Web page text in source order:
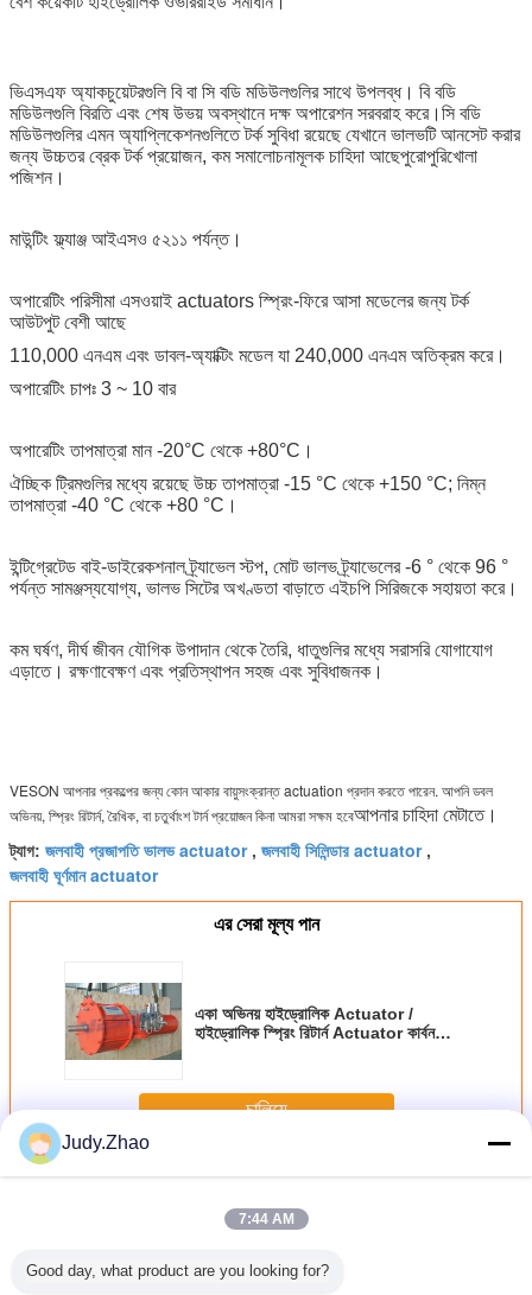
ভিএসএফ অ্যাকচুয়েটরগুলি বি বা সি বডি মডিউলগুলির সাথে উপলব্ধ। বি বডি
মডিউলগুলি বিরতি এবং শেষ উভয় অবস্থানে দক্ষ অপারেশন সরবরাহ করে।সি বডি
মডিউলগুলির এমন অ্যাপ্লিকেশনগুলিতে টর্ক সুবিধা রয়েছে যেখানে ভালভটি আনসেট করার
জন্য উচ্চতর ব্রেক টর্ক প্রয়োজন, কম সমালোচনামূলক চাহিদা আছেপুরোপুরিখোলা
পজিশন।
মাউন্টিং ফ্ল্যাঞ্জ আইএসও ৫২১১ পর্যন্ত।
অপারেটিং পরিসীমা এসওয়াই actuators স্প্রিং-ফিরে আসা মডেলের জন্য টর্ক
আউটপুট বেশী আছে
110,000 এনএম এবং ডাবল-অ্যাক্টিং মডেল যা 240,000 এনএম অতিক্রম করে।
অপারেটিং চাপঃ 3 ~ 10 বার
অপারেটিং তাপমাত্রা মান -20°C থেকে +80°C।
ঐচ্ছিক ট্রিমগুলির মধ্যে রয়েছে উচ্চ তাপমাত্রা -15 °C থেকে +150 °C; নিম্ন
তাপমাত্রা -40 °C থেকে +80 °C।
ইন্টিগ্রেটেড বাই-ডাইরেকশনাল ট্র্যাভেল স্টপ, মোট ভালভ ট্র্যাভেলের -6 ° থেকে 96 °
পর্যন্ত সামঞ্জস্যযোগ্য, ভালভ সিটের অখণ্ডতা বাড়াতে এইচপি সিরিজকে সহায়তা করে।
কম ঘর্ষণ, দীর্ঘ জীবন যৌগিক উপাদান থেকে তৈরি, ধাতুগুলির মধ্যে সরাসরি যোগাযোগ
এড়াতে। রক্ষণাবেক্ষণ এবং প্রতিস্থাপন সহজ এবং সুবিধাজনক।
VESON আপনার প্রকল্পের জন্য কোন আকার বায়ুসংক্রান্ত actuation প্রদান করতে পারেন. আপনি ডবল
অভিনয়, স্প্রিং রিটার্ন, রৈখিক, বা চতুর্থাংশ টার্ন প্রয়োজন কিনা আমরা সক্ষম হবেআপনার চাহিদা মেটাতে।
ট্যাগ: জলবাহী প্রজাপতি ভালভ actuator, জলবাহী সিলিন্ডার actuator,
জলবাহী ঘূর্ণমান actuator
এর সেরা মূল্য পান
একা অভিনয় হাইড্রোলিক Actuator /
হাইড্রোলিক স্প্রিং রিটার্ন Actuator কার্বন
চালিয়ে
অধিকহাইড্রোলিক Actuator
Judy.Zhao
7:44 AM
Good day, what product are you looking for?